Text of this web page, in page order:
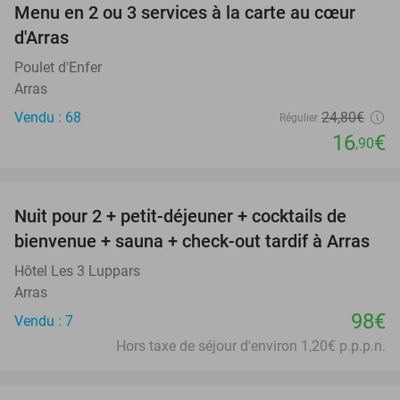
32%
Menu en 2 ou 3 services à la carte au cœur
d'Arras
Poulet d'Enfer
Arras
Vendu : 68
Régulier 24,80€
16,90€
Nuit pour 2 + petit-déjeuner + cocktails de
bienvenue + sauna + check-out tardif à Arras
Hôtel Les 3 Luppars
Arras
Vendu : 7
98€
Hors taxe de séjour d'environ 1,20€ p.p.p.n.